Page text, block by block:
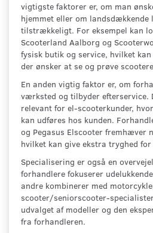
vigtigste faktorer er, om man
hjemmet eller om landsdækkende
tilstrækkeligt. For eksempel kan
Scooterland Aalborg og
fysisk butik og service, hvilket
der ønsker at se og prøve
En anden vigtig faktor er, om
værksted og tilbyder
relevant for el-scooterkunder,
kan udføres hos kunden.
og Pegasus Elscooter fremhæver
hvilket kan give ekstra tryghed for
Specialisering er også en
forhandlere fokuserer
andre kombinerer med
scooter/seniorscooter-
udvalget af modeller og den
fra forhandleren.